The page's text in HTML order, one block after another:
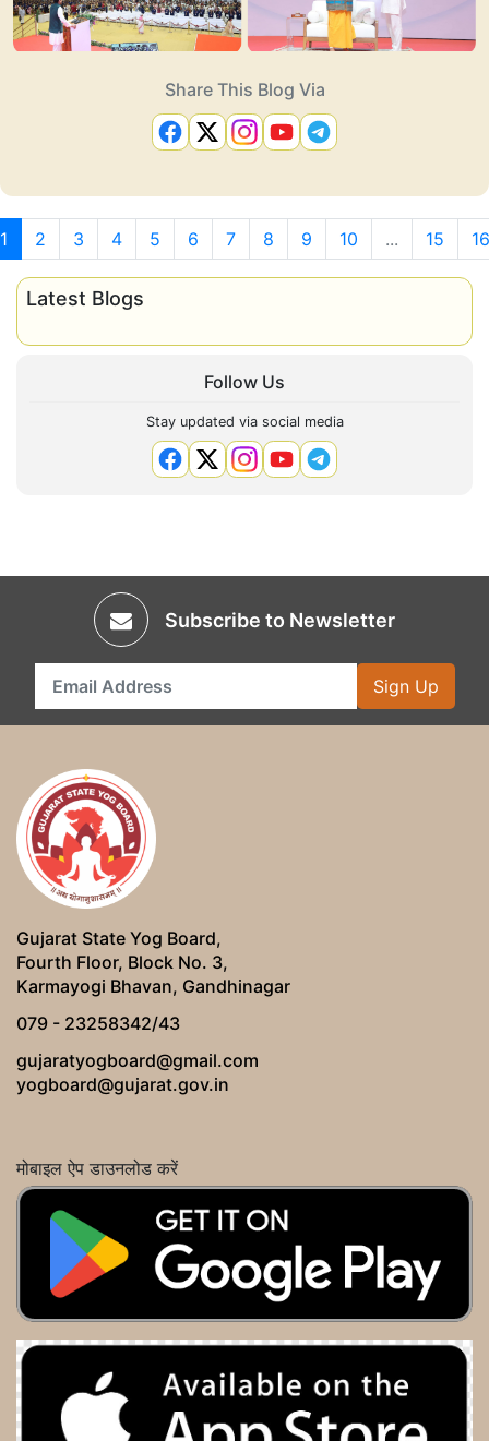
Share This Blog Via
1 2 3 4 5 6 7 8 9 10 ... 15 16
Latest Blogs
Follow Us
Stay updated via social media
Subscribe to Newsletter
Sign Up
Gujarat State Yog Board,
Fourth Floor, Block No. 3,
Karmayogi Bhavan, Gandhinagar
079 - 23258342/43
gujaratyogboard@gmail.com
yogboard@gujarat.gov.in
मोबाइल ऐप डाउनलोड करें